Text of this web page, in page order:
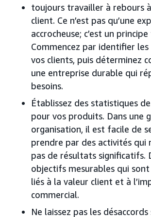
toujours travailler à rebours
client. Ce n’est pas qu’une
accrocheuse; c’est un
Commencez par identifier les
vos clients, puis déterminez
une entreprise durable qui
besoins.
Établissez des statistiques de
pour vos produits. Dans une
organisation, il est facile de
prendre par des activités qui
pas de résultats significatifs.
objectifs mesurables qui
liés à la valeur client et à
commercial.
Ne laissez pas les désaccords